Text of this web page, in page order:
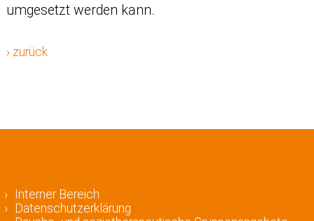
umgesetzt werden kann.
› zurück
Interner Bereich
Datenschutzerklärung